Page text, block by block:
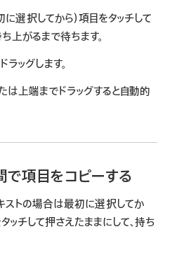
選択してから）項目をタッチして
上がるまで待ちます。
ッグします。
は上端までドラッグすると自動的
で項目をコピーする
キストの場合は最初に選択してか
ッチして押さえたままにして、持ち